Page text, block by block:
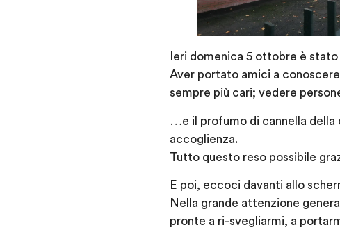
Ieri domenica 5 ottobre è
Aver portato amici a
sempre più cari; vedere
…e il profumo di cannella
accoglienza.
Tutto questo reso possibile
E poi, eccoci davanti allo
Nella grande attenzione
pronte a ri-svegliarmi, a